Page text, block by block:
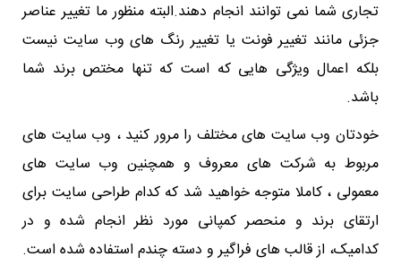
تجاری شما نمی توانند انجام دهند.البته منظور ما تغییر عناصر
جزئی مانند تغییر فونت یا تغییر رنگ های وب سایت نیست
بلکه اعمال ویژگی هایی که است که تنها مختص برند شما
باشد.
خودتان وب سایت های مختلف را مرور کنید ، وب سایت های
مربوط به شرکت های معروف و همچنین وب سایت های
معمولی ، کاملا متوجه خواهید شد که کدام طراحی سایت برای
ارتقای برند و منحصر کمپانی مورد نظر انجام شده و در
کدامیک، از قالب های فراگیر و دسته چندم استفاده شده است.